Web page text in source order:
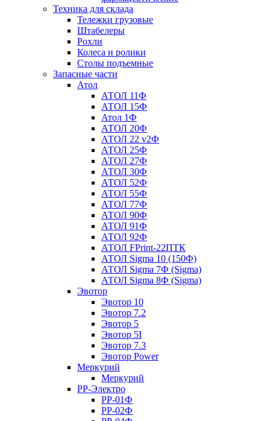
Техника для склада
Тележки грузовые
Штабелеры
Рохли
Колеса и ролики
Столы подъемные
Запасные части
Атол
АТОЛ 11Ф
АТОЛ 15Ф
Атол 1Ф
АТОЛ 20Ф
АТОЛ 22 v2Ф
АТОЛ 25Ф
АТОЛ 27Ф
АТОЛ 30Ф
АТОЛ 52Ф
АТОЛ 55Ф
АТОЛ 77Ф
АТОЛ 90Ф
АТОЛ 91Ф
АТОЛ 92Ф
АТОЛ FPrint-22ПТК
АТОЛ Sigma 10 (150Ф)
АТОЛ Sigma 7Ф (Sigma)
АТОЛ Sigma 8Ф (Sigma)
Эвотор
Эвотор 10
Эвотор 7.2
Эвотор 5
Эвотор 5I
Эвотор 7.3
Эвотор Power
Меркурий
Меркурий
РР-Электро
РР-01Ф
РР-02Ф